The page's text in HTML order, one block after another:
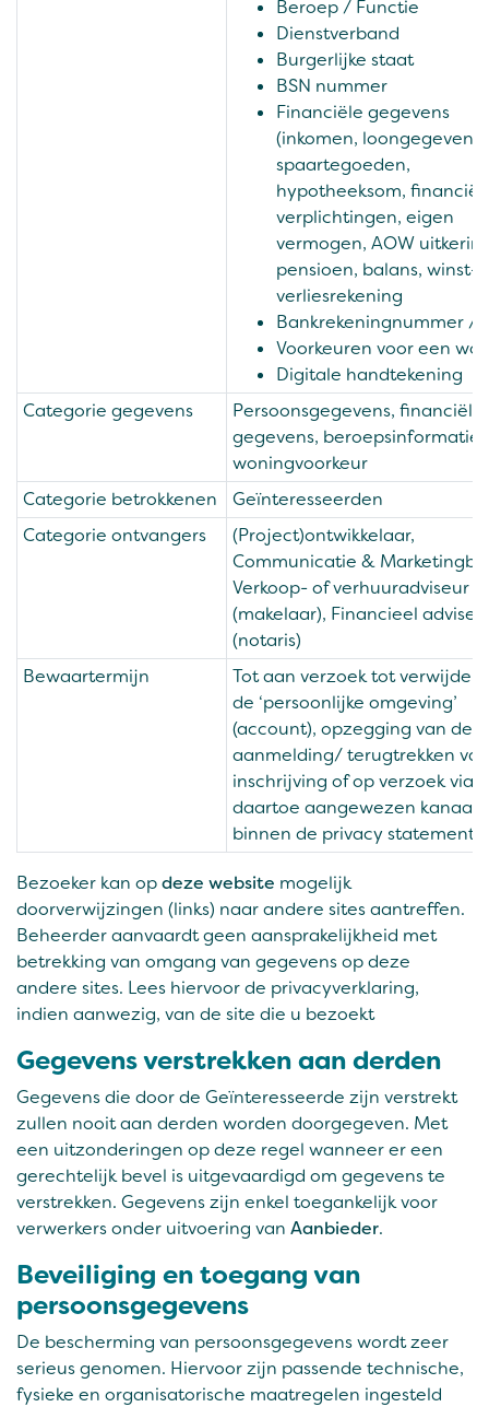
Beroep / Functie
Dienstverband
Burgerlijke staat
BSN nummer
Financiële gegevens
(inkomen, loongegevens,
spaartegoeden,
hypotheeksom,
verplichtingen, eigen
vermogen, AOW
pensioen, balans, winst-
verliesrekening
Bankrekeningnummer /
Voorkeuren voor een
Digitale handtekening
Categorie gegevens
Persoonsgegevens, financiële
gegevens, beroepsinformatie
woningvoorkeur
Categorie betrokkenen
Geïnteresseerden
Categorie ontvangers
(Project)ontwikkelaar,
Communicatie &
Verkoop- of verhuuradviseur
(makelaar), Financieel
(notaris)
Bewaartermijn
Tot aan verzoek tot
de ‘persoonlijke omgeving’
(account), opzegging van de
aanmelding/ terugtrekken
inschrijving of op verzoek via
daartoe aangewezen kanaal
binnen de privacy statement.
Bezoeker kan opdeze website mogelijk
doorverwijzingen (links) naar andere sites aantreffen.
Beheerder aanvaardt geen aansprakelijkheid met
betrekking van omgang van gegevens op deze
andere sites. Lees hiervoor de privacyverklaring,
indien aanwezig, van de site die u bezoekt
Gegevens verstrekken aan derden
Gegevens die door de Geïnteresseerde zijn verstrekt
zullen nooit aan derden worden doorgegeven. Met
een uitzonderingen op deze regel wanneer er een
gerechtelijk bevel is uitgevaardigd om gegevens te
verstrekken. Gegevens zijn enkel toegankelijk voor
verwerkers onder uitvoering van Aanbieder.
Beveiliging en toegang van
persoonsgegevens
De bescherming van persoonsgegevens wordt zeer
serieus genomen. Hiervoor zijn passende technische,
fysieke en organisatorische maatregelen ingesteld